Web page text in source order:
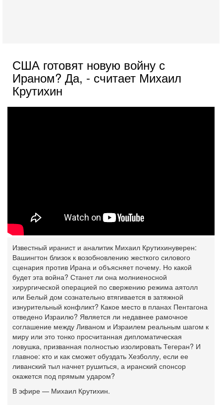
США готовят новую войну с
Ираном? Да, - считает Михаил
Крутихин
Известный иранист и аналитик Михаил Крутихинуверен:
Вашингтон близок к возобновлению жесткого силового
сценария против Ирана и объясняет почему. Но какой
будет эта война? Станет ли она молниеносной
хирургической операцией по свержению режима аятолл
или Белый дом сознательно втягивается в затяжной
изнурительный конфликт? Какое место в планах Пентагона
отведено Израилю? Является ли недавнее рамочное
соглашение между Ливаном и Израилем реальным шагом к
миру или это тонко просчитанная дипломатическая
ловушка, призванная полностью изолировать Тегеран? И
главное: кто и как сможет обуздать Хезболлу, если ее
ливанский тыл начнет рушиться, а иранский спонсор
окажется под прямым ударом?
В эфире — Михаил Крутихин.